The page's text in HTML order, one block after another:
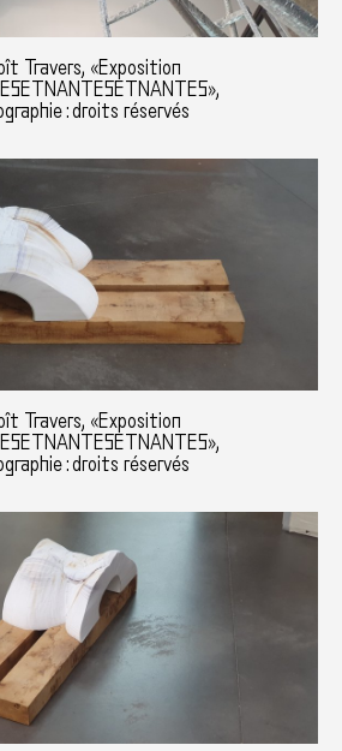
Travers, «Exposition
: droits réservés
Travers, «Exposition
: droits réservés